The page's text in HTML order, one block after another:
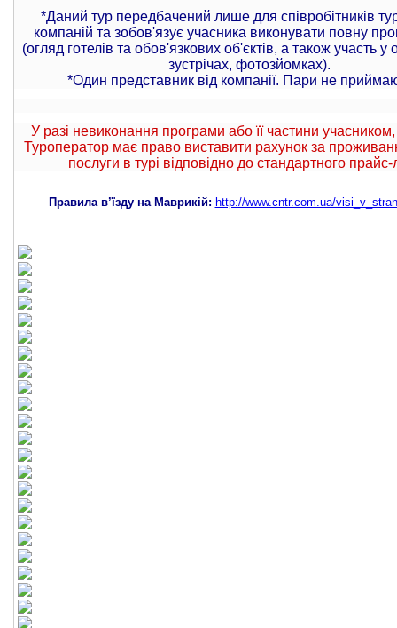
*Даний тур передбачений лише для співробітників
компаній та зобов'язує учасника виконувати повну
(огляд готелів та обов'язкових об'єктів, а також участь у
зустрічах, фотозйомках).
*Один представник від компанії. Пари не
У разі невиконання програми або її частини
Туроператор має право виставити рахунок за
послуги в турі відповідно до стандартного прайс-
Правила в’їзду на Маврикій: http://www.cntr.com.ua/